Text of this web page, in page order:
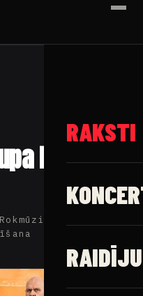
✕
RAKSTI
BEZVĒJŠ